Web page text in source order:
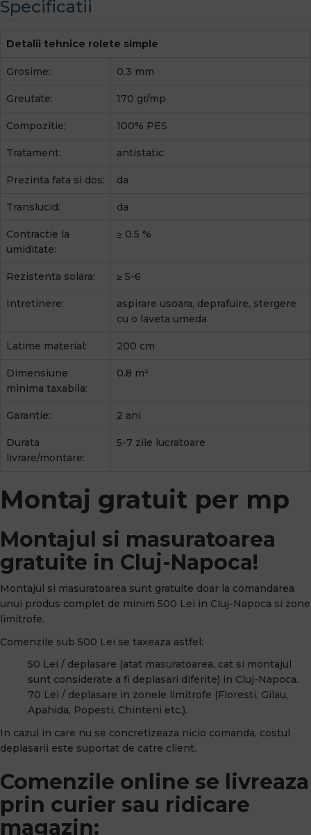
Specificatii
Detalii tehnice rolete simple
Grosime: 0.3 mm
Greutate: 170 gr/mp
Compozitie: 100% PES
Tratament: antistatic
Prezinta fata si dos: da
Translucid: da
Contractie la
umiditate:
≥ 0.5 %
Rezistenta solara: ≥ 5-6
Intretinere:
aspirare usoara, deprafuire, stergere
cu o laveta umeda
Latime material: 200 cm
Dimensiune
minima taxabila:
0.8 m²
Garantie: 2 ani
Durata
livrare/montare:
5-7 zile lucratoare
Montaj gratuit per mp
Montajul si masuratoarea
gratuite in Cluj-Napoca!
Montajul si masuratoarea sunt gratuite doar la comandarea
unui produs complet de minim 500 Lei in Cluj-Napoca si zone
limitrofe.
Comenzile sub 500 Lei se taxeaza astfel:
50 Lei / deplasare (atat masuratoarea, cat si montajul
sunt considerate a fi deplasari diferite) in Cluj-Napoca.
70 Lei / deplasare in zonele limitrofe (Floresti, Gilau,
Apahida, Popesti, Chinteni etc.).
In cazul in care nu se concretizeaza nicio comanda, costul
deplasarii este suportat de catre client.
Comenzile online se livreaza
prin curier sau ridicare
magazin: